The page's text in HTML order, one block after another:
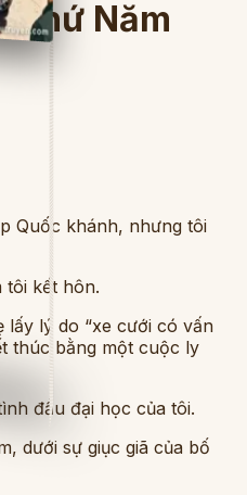
Thứ Năm
Quốc khánh, nhưng tôi
tôi kết hôn.
lý do “xe cưới có vấn
thúc bằng một cuộc ly
đầu đại học của tôi.
dưới sự giục giã của bố